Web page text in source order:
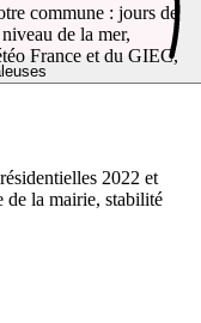
commune : jours de
de la mer,
France et du GIEC,
2022 et
de la mairie, stabilité